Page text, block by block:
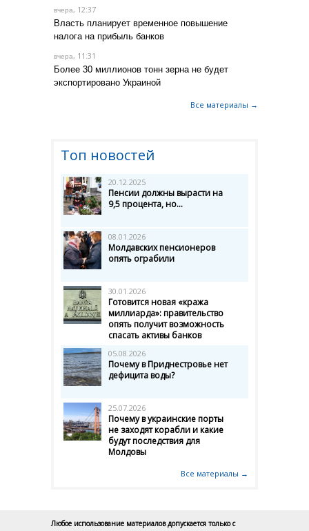
вчера, 12:37
Власть планирует временное повышение
налога на прибыль банков
вчера, 11:31
Более 30 миллионов тонн зерна не будет
экспортировано Украиной
Все материалы →
Топ новостей
20.12.2025
Пенсии должны вырасти на
9,5 процента, но...
08.01.2026
Молдавских пенсионеров
опять ограбили
30.01.2026
Готовится новая «кража
миллиарда»: правительство
опять получит возможность
спасать активы банков
05.08.2026
Почему в Приднестровье нет
дефицита воды?
25.07.2026
Почему в украинские порты
не заходят корабли и какие
будут последствия для
Молдовы
Все материалы →
Любое использование материалов допускается только с